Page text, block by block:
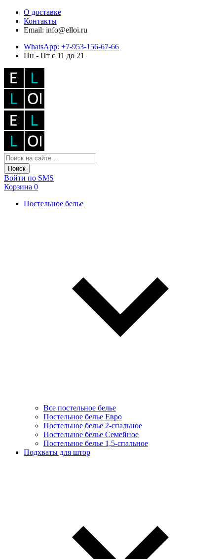
О доставке
Контакты
Email: info@elloi.ru
WhatsApp: +7-953-156-67-66
Пн - Пт с 11 до 21
Поиск
Войти по SMS
Корзина 0
Постельное белье
Все постельное белье
Постельное белье Евро
Постельное белье 2-спальное
Постельное белье Семейное
Постельное белье 1,5-спальное
Подхваты для штор